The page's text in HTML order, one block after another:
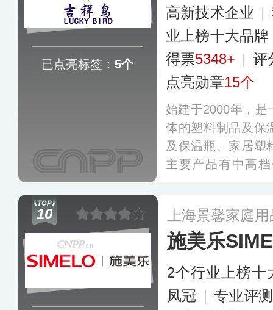
已点亮标签： 5个
高新技术企业 |
业上榜十大品牌
得票5348+ | 评
点亮勋章15个
始建于2000年，是
体的塑料制品及保
及保温瓶、家居塑
主要产品有中高
南亚、缅甸、朝鲜
10 上海景馨家庭
施美乐
2个行业上榜十
凤冠 | 专业评